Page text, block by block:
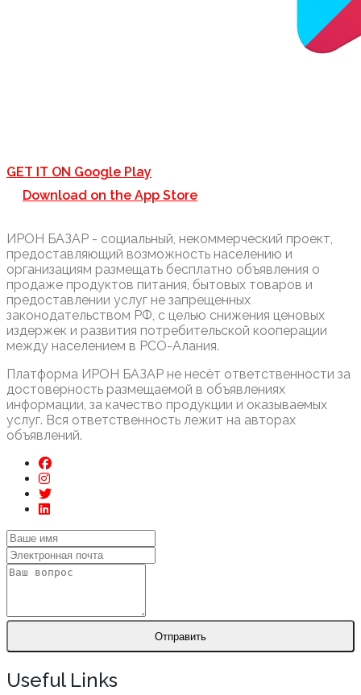
GET IT ON Google Play
Download on the App Store
ИРОН БАЗАР - социальный, некоммерческий проект,
предоставляющий возможность населению и
организациям размещать бесплатно объявления о
продаже продуктов питания, бытовых товаров и
предоставлении услуг не запрещенных
законодательством РФ, с целью снижения ценовых
издержек и развития потребительской кооперации
между населением в РСО-Алания.
Платформа ИРОН БАЗАР не несёт ответственности за
достоверность размещаемой в объявлениях
информации, за качество продукции и оказываемых
услуг. Вся ответственность лежит на авторах
объявлений.
Отправить
Useful Links